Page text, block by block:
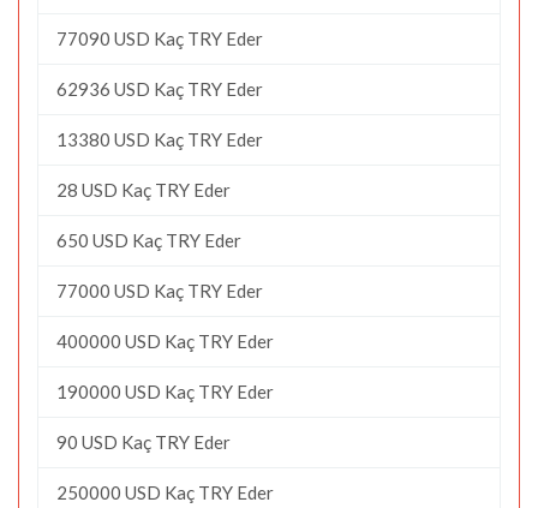
77090 USD Kaç TRY Eder
62936 USD Kaç TRY Eder
13380 USD Kaç TRY Eder
28 USD Kaç TRY Eder
650 USD Kaç TRY Eder
77000 USD Kaç TRY Eder
400000 USD Kaç TRY Eder
190000 USD Kaç TRY Eder
90 USD Kaç TRY Eder
250000 USD Kaç TRY Eder